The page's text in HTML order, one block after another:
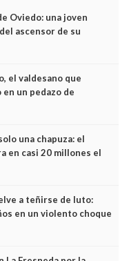
Oviedo: una joven
ascensor de su
sus últimos minutos
el valdesano que
un pedazo de
una chapuza: el
en casi 20 millones el
que no cabían por los
a teñirse de luto:
en un violento choque